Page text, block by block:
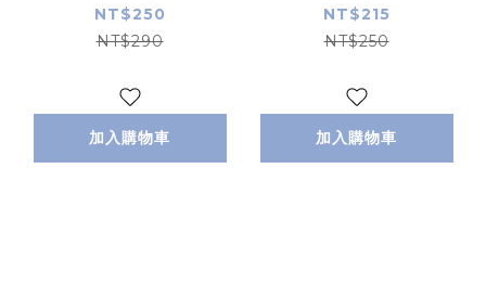
Shachihata
NT$250
NT$290
加入購物車
Shachihata
NT$215
NT$250
加入購物車